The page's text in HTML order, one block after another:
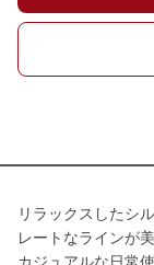
リラックスしたシ
レートなラインが